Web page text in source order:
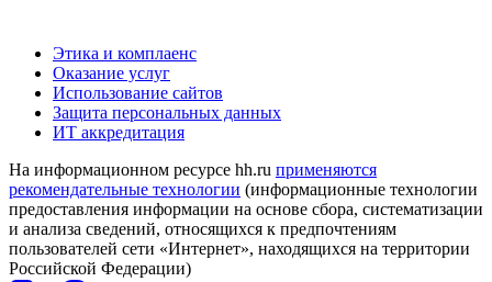
Этика и комплаенс
Оказание услуг
Использование сайтов
Защита персональных данных
ИТ аккредитация
На информационном ресурсе hh.ru применяются
рекомендательные технологии (информационные технологии
предоставления информации на основе сбора, систематизации
и анализа сведений, относящихся к предпочтениям
пользователей сети «Интернет», находящихся на территории
Российской Федерации)